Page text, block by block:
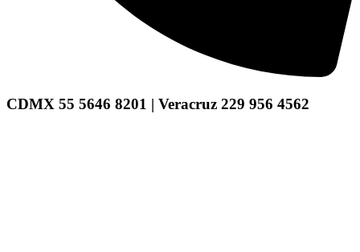
CDMX 55 5646 8201 | Veracruz 229 956 4562